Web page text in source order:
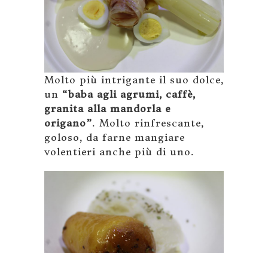
Molto più intrigante il suo dolce,
un “baba agli agrumi, caffè,
granita alla mandorla e
origano”. Molto rinfrescante,
goloso, da farne mangiare
volentieri anche più di uno.